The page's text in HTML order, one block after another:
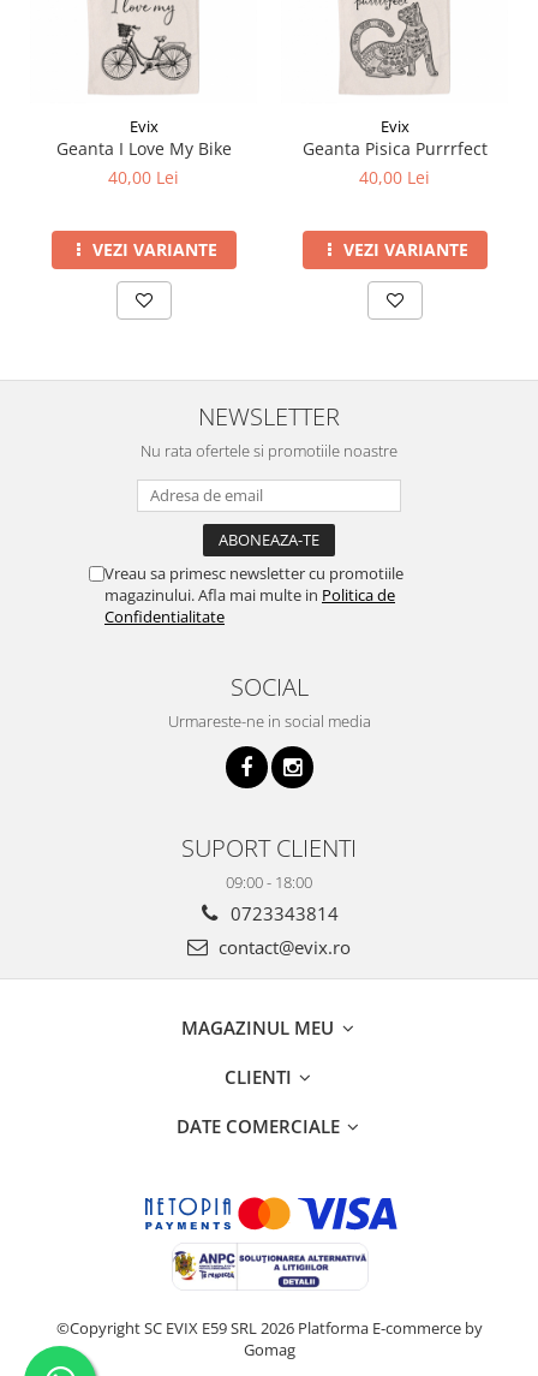
Evix
Geanta I Love My Bike
40,00 Lei
VEZI VARIANTE
Evix
Geanta Pisica Purrrfect
40,00 Lei
VEZI VARIANTE
NEWSLETTER
Nu rata ofertele si promotiile noastre
Vreau sa primesc newsletter cu promotiile
magazinului. Afla mai multe in Politica de
Confidentialitate
SOCIAL
Urmareste-ne in social media
SUPORT CLIENTI
09:00 - 18:00
0723343814
contact@evix.ro
MAGAZINUL MEU
CLIENTI
DATE COMERCIALE
©Copyright SC EVIX E59 SRL 2026 Platforma E-commerce by
Gomag